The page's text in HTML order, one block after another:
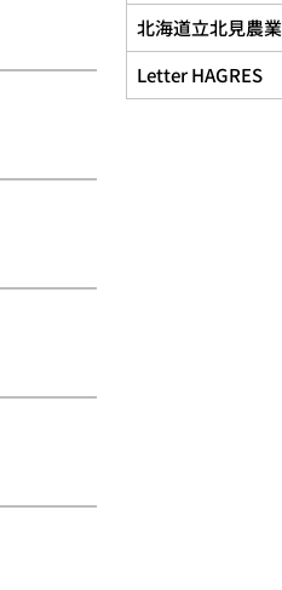
北海道立北見農
Letter HAGRES